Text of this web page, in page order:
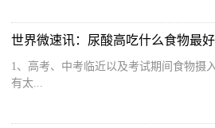
1、高考、中考临近以及考试期间食物摄
有太...